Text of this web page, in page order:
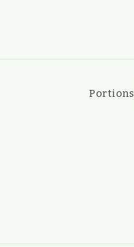
Portions